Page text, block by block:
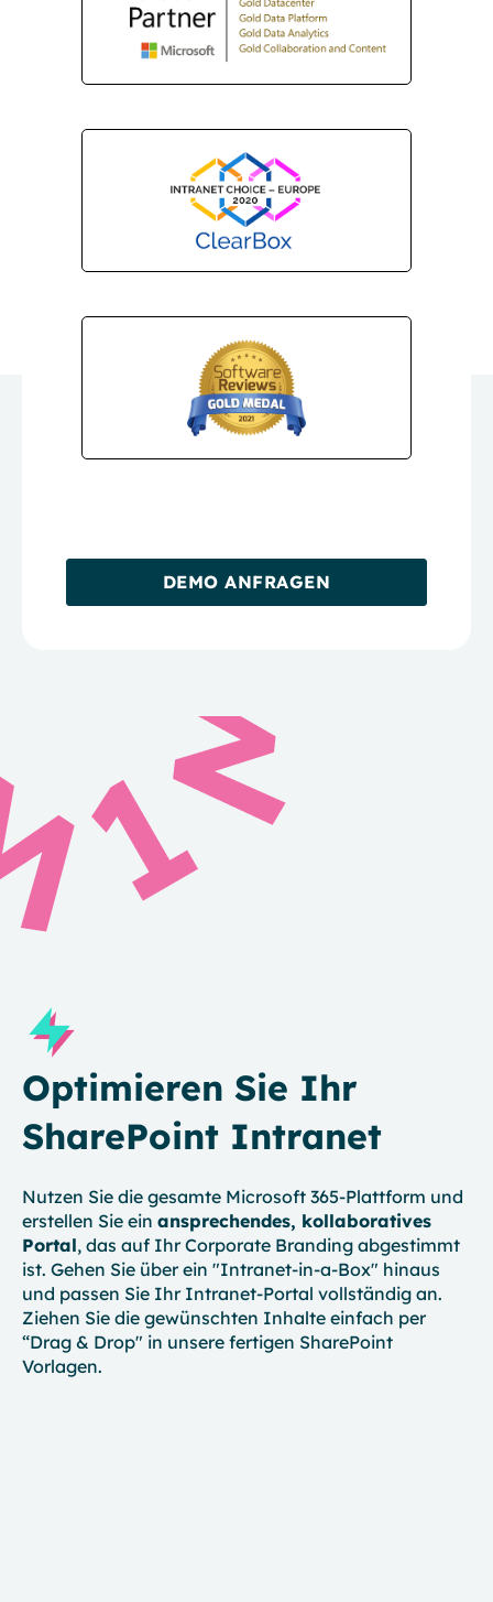
DEMO ANFRAGEN
Optimieren Sie Ihr
SharePoint Intranet
Nutzen Sie die gesamte Microsoft 365-Plattform und
erstellen Sie ein ansprechendes, kollaboratives
Portal, das auf Ihr Corporate Branding abgestimmt
ist. Gehen Sie über ein "Intranet-in-a-Box" hinaus
und passen Sie Ihr Intranet-Portal vollständig an.
Ziehen Sie die gewünschten Inhalte einfach per
“Drag & Drop" in unsere fertigen SharePoint
Vorlagen.